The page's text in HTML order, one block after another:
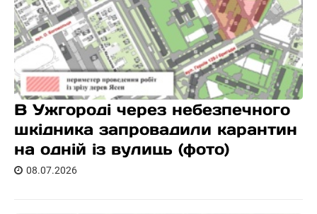
В Ужгороді через небезпечного
шкідника запровадили карантин
на одній із вулиць (фото)
08.07.2026